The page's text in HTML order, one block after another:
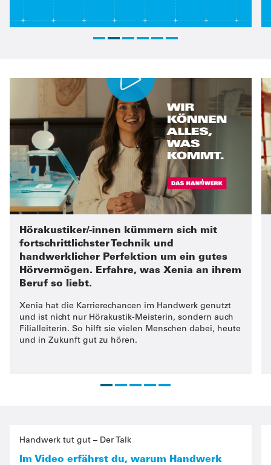
Hörakustiker/-innen kümmern sich mit
fortschrittlichster Technik und
handwerklicher Perfektion um ein gutes
Hörvermögen. Erfahre, was Xenia an ihrem
Beruf so liebt.
Xenia hat die Karrierechancen im Handwerk genutzt
und ist nicht nur Hörakustik-Meisterin, sondern auch
Filialleiterin. So hilft sie vielen Menschen dabei, heute
und in Zukunft gut zu hören.
Handwerk tut gut – Der Talk
Im Video erfährst du, warum Handwerk